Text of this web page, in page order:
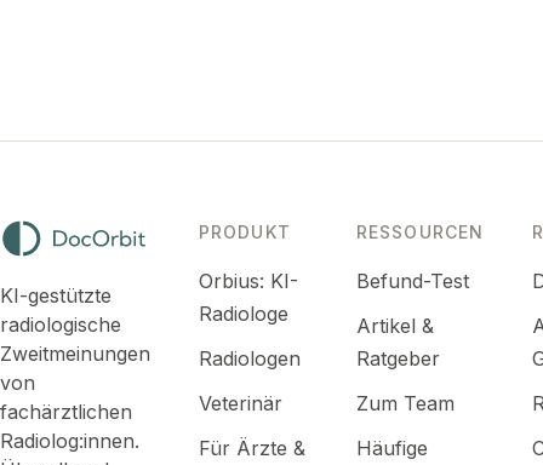
KI-gestützte
radiologische
Zweitmeinungen
von
fachärztlichen
Radiolog:innen.
PRODUKT
Orbius: KI-
Radiologe
Radiologen
Veterinär
Für Ärzte &
RESSOURCEN
Befund-Test
Artikel &
Ratgeber
Zum Team
Häufige